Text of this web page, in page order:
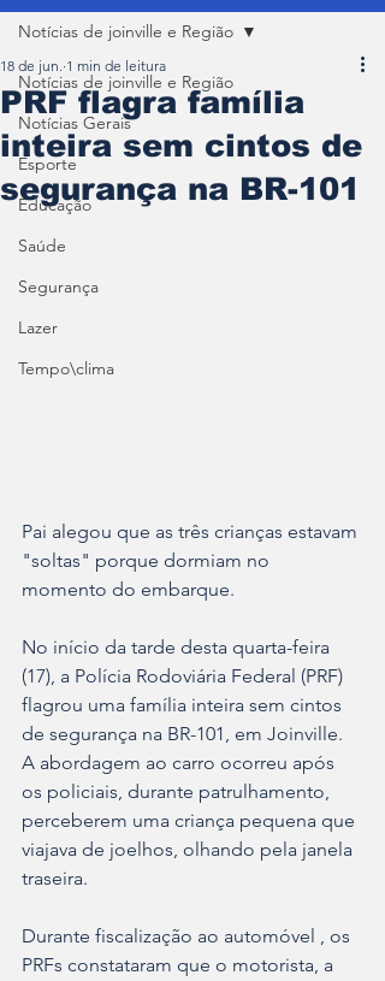
Notícias de joinville e Região
Notícias Gerais
Esporte
Educação
Saúde
Segurança
Lazer
Tempo\clima
Notícias de joinville e Região
PRF flagra família
inteira sem cintos de
segurança na BR-101
18 de jun. 1 min de leitura
Pai alegou que as três crianças estavam
"soltas" porque dormiam no
momento do embarque.
No início da tarde desta quarta-feira
(17), a Polícia Rodoviária Federal (PRF)
flagrou uma família inteira sem cintos
de segurança na BR-101, em Joinville.
A abordagem ao carro ocorreu após
os policiais, durante patrulhamento,
perceberem uma criança pequena que
viajava de joelhos, olhando pela janela
traseira.
Durante fiscalização ao automóvel , os
PRFs constataram que o motorista, a